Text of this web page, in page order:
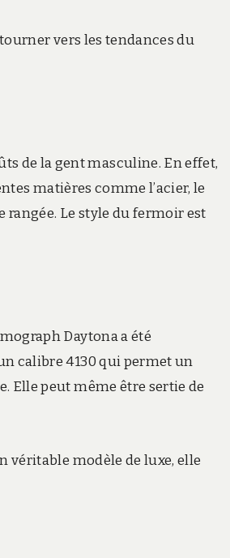
vers les tendances du
de la gent masculine. En effet,
matières comme l’acier, le
Le style du fermoir est
Daytona a été
calibre 4130 qui permet un
Elle peut même être sertie de
véritable modèle de luxe, elle